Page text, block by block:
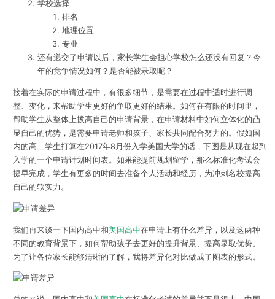
学校选择
排名
地理位置
专业
还有递交了申请以后，家长学生会担心学校怎么还没有回复？今
年的竞争情况如何？是否能被录取呢？
接着在实际的申请过程中，有很多细节，是需要在过程中适时进行调
整、变化，来帮助学生更好的争取更好的结果。如何在有限的时间里，
帮助学生从整体上拔高自己的申请背景，在申请材料中如何立体化的凸
显自己的优势，是需要申请老师和孩子、家长共同配合努力的。假如国
内的高二学生打算在2017年8月份入学美国大学的话，下图是从现在起到
入学的一个申请计划时间表。如果能提前规划留学，那么标准化考试会
提早完成，学生有更多的时间去准备个人活动和经历，为冲刺名校提高
自己的软实力。
我们再来谈一下国内高中和美国高中在申请上有什么差异，以及这两种
不同的教育背景下，如何帮助孩子去更好的提升背景、提高录取优势。
为了让各位家长能够清晰的了解，我将差异化对比做成了图表的形式。